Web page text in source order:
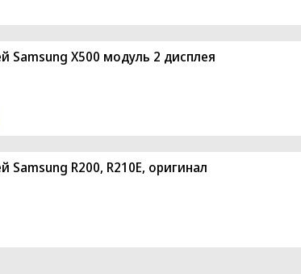
Samsung X500 модуль 2 дисплея
Samsung R200, R210E, оригинал